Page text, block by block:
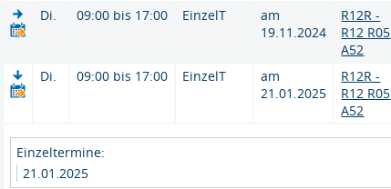
Di. 09:00 bis 17:00 EinzelT
am
19.11.2024
R12R -
R12 R05
A52
Di. 09:00 bis 17:00 EinzelT
am
21.01.2025
R12R -
R12 R05
A52
Einzeltermine:
21.01.2025